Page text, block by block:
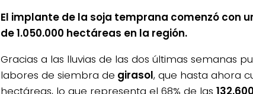
El implante de la soja temprana comenzó con
de 1.050.000 hectáreas en la región.
Gracias a las lluvias de las dos últimas semanas
labores de siembra de girasol, que hasta ahora
hectáreas, lo que representa el 68% de las